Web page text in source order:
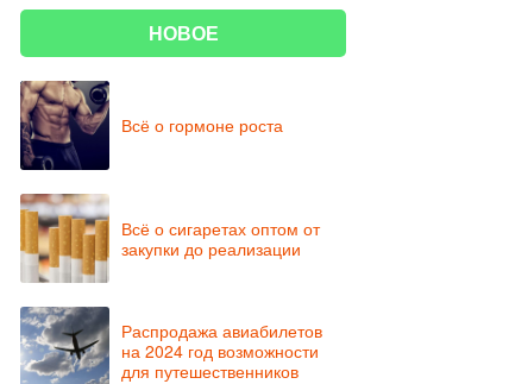
НОВОЕ
Всё о гормоне роста
Всё о сигаретах оптом от
закупки до реализации
Распродажа авиабилетов
на 2024 год возможности
для путешественников